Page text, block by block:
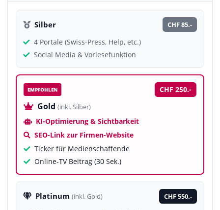
Silber CHF 85.-
4 Portale (Swiss-Press, Help, etc.)
Social Media & Vorlesefunktion
EMPFOHLEN CHF 250.-
Gold (inkl. Silber)
KI-Optimierung & Sichtbarkeit
SEO-Link zur Firmen-Website
Ticker für Medienschaffende
Online-TV Beitrag (30 Sek.)
Platinum (inkl. Gold) CHF 550.-